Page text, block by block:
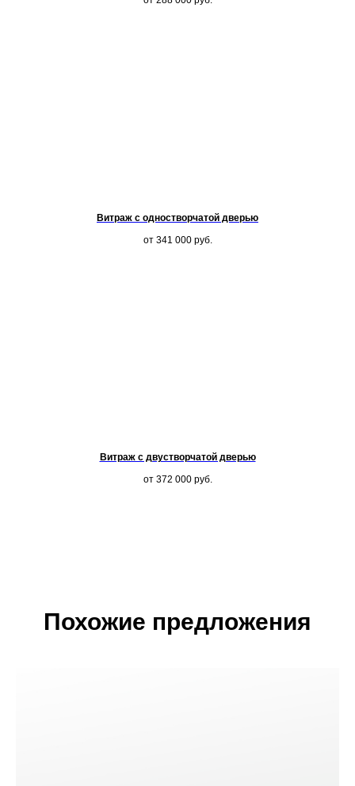
Витраж с одностворчатой дверью
от 341 000 руб.
Витраж с двустворчатой дверью
от 372 000 руб.
Похожие предложения